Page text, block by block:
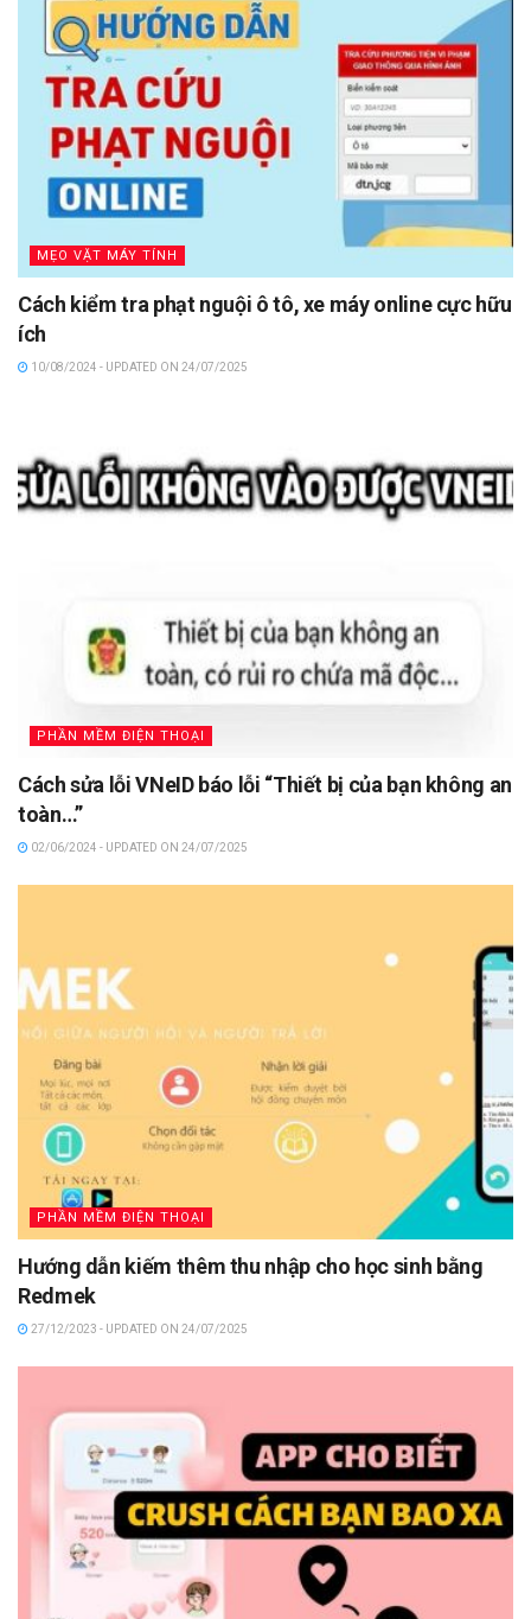
MẸO VẶT MÁY TÍNH
Cách kiểm tra phạt nguội ô tô, xe máy online cực hữu
ích
10/08/2024 - UPDATED ON 24/07/2025
PHẦN MỀM ĐIỆN THOẠI
Cách sửa lỗi VNeID báo lỗi “Thiết bị của bạn không an
toàn…”
02/06/2024 - UPDATED ON 24/07/2025
PHẦN MỀM ĐIỆN THOẠI
Hướng dẫn kiếm thêm thu nhập cho học sinh bằng
Redmek
27/12/2023 - UPDATED ON 24/07/2025